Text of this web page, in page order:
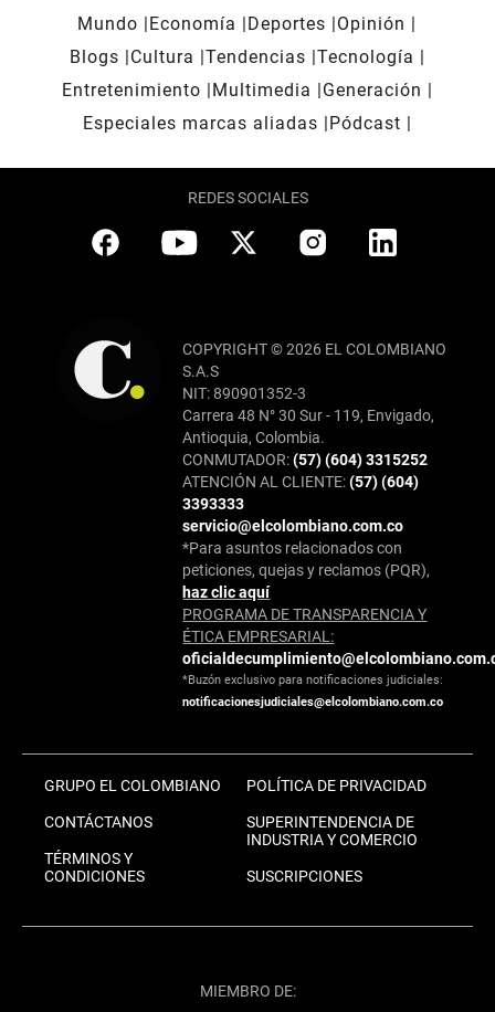
Mundo Economía Deportes
Opinión
Blogs
Cultura Tendencias Tecnología
Entretenimiento
Multimedia
Generación
Especiales marcas aliadas
Pódcast
REDES SOCIALES
COPYRIGHT © 2026 EL COLOMBIANO
S.A.S
NIT: 890901352-3
Carrera 48 N° 30 Sur - 119, Envigado,
Antioquia, Colombia.
CONMUTADOR:(57) (604) 3315252
ATENCIÓN AL CLIENTE:(57) (604)
3393333
servicio@elcolombiano.com.co
*Para asuntos relacionados con
peticiones, quejas y reclamos (PQR),
haz clic aquí
PROGRAMA DE TRANSPARENCIA Y
ÉTICA EMPRESARIAL:
*Buzón exclusivo para notificaciones judiciales:
notificacionesjudiciales@elcolombiano.com.co
GRUPO EL COLOMBIANO
CONTÁCTANOS
TÉRMINOS Y
CONDICIONES
POLÍTICA DE PRIVACIDAD
SUPERINTENDENCIA DE
INDUSTRIA Y COMERCIO
SUSCRIPCIONES
MIEMBRO DE: